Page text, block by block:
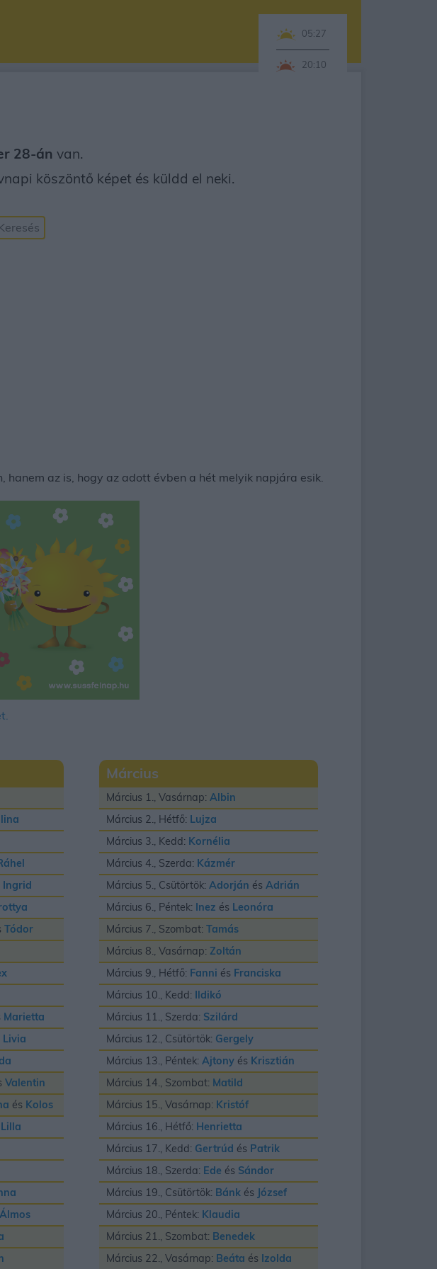
05:27
20:10
28-án van.
köszöntő képet és küldd el neki.
Keresés
az is, hogy az adott évben a hét melyik napjára esik.
Ingrid
Tódor
Marietta
Livia
Valentin
és Kolos
Lilla
Álmos
Március
Március 1., Vasárnap:Albin
Március 2., Hétfő: Lujza
Március 3., Kedd: Kornélia
Március 4., Szerda: Kázmér
Március 5., Csütörtök:Adorján ésAdrián
Március 6., Péntek: Inez és Leonóra
Március 7., Szombat:Tamás
Március 8., Vasárnap: Zoltán
Március 9., Hétfő: Fanni és Franciska
Március 10., Kedd: Ildikó
Március 11., Szerda: Szilárd
Március 12., Csütörtök: Gergely
Március 13., Péntek:Ajtony és Krisztián
Március 14., Szombat: Matild
Március 15., Vasárnap: Kristóf
Március 16., Hétfő: Henrietta
Március 17., Kedd: Gertrúd és Patrik
Március 18., Szerda: Ede és Sándor
Március 19., Csütörtök: Bánk és József
Március 20., Péntek: Klaudia
Március 21., Szombat: Benedek
Március 22., Vasárnap: Beáta és Izolda